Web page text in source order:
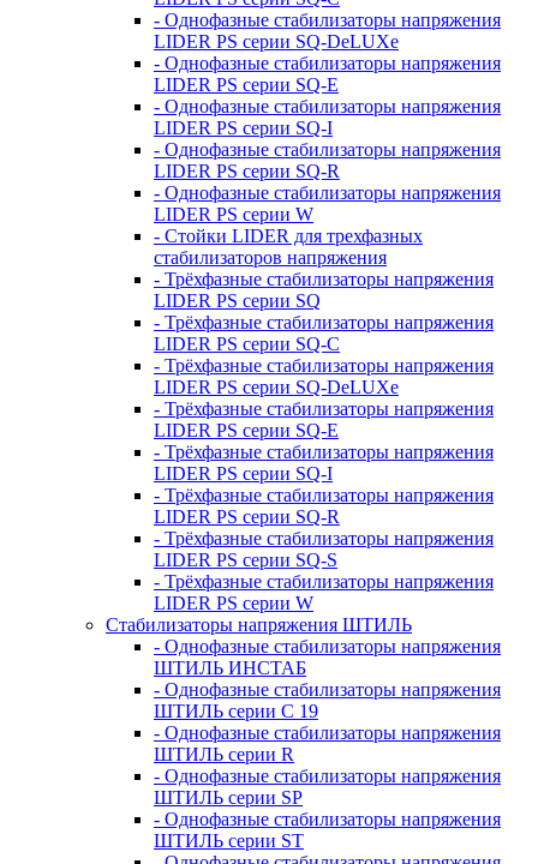
- Однофазные стабилизаторы напряжения
LIDER PS серии SQ-DeLUXe
- Однофазные стабилизаторы напряжения
LIDER PS серии SQ-E
- Однофазные стабилизаторы напряжения
LIDER PS серии SQ-I
- Однофазные стабилизаторы напряжения
LIDER PS серии SQ-R
- Однофазные стабилизаторы напряжения
LIDER PS серии W
- Стойки LIDER для трехфазных
стабилизаторов напряжения
- Трёхфазные стабилизаторы напряжения
LIDER PS серии SQ
- Трёхфазные стабилизаторы напряжения
LIDER PS серии SQ-C
- Трёхфазные стабилизаторы напряжения
LIDER PS серии SQ-DeLUXe
- Трёхфазные стабилизаторы напряжения
LIDER PS серии SQ-E
- Трёхфазные стабилизаторы напряжения
LIDER PS серии SQ-I
- Трёхфазные стабилизаторы напряжения
LIDER PS серии SQ-R
- Трёхфазные стабилизаторы напряжения
LIDER PS серии SQ-S
- Трёхфазные стабилизаторы напряжения
LIDER PS серии W
Стабилизаторы напряжения ШТИЛЬ
- Однофазные стабилизаторы напряжения
ШТИЛЬ ИНСТАБ
- Однофазные стабилизаторы напряжения
ШТИЛЬ серии C 19
- Однофазные стабилизаторы напряжения
ШТИЛЬ серии R
- Однофазные стабилизаторы напряжения
ШТИЛЬ серии SP
- Однофазные стабилизаторы напряжения
ШТИЛЬ серии ST